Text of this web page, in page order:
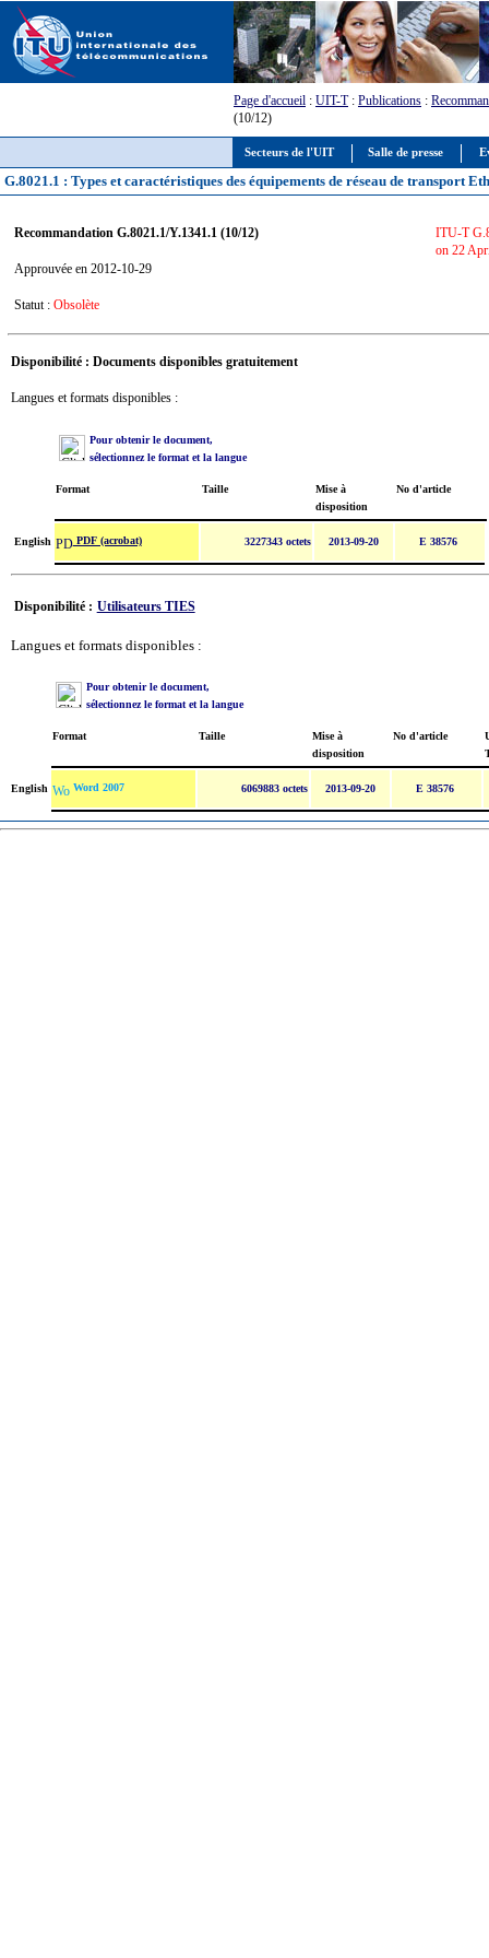
Secteurs de l'UIT Salle de presse
Page d'accueil : UIT-T: Publications :
(10/12)
G.8021.1 : Types et caractéristiques des équipements de réseau de transport
Recommandation G.8021.1/Y.1341.1 (10/12)
Approuvée en 2012-10-29
Statut : Obsolète
ITU-T
on 22
Disponibilité : Documents disponibles gratuitement
Langues et formats disponibles :
Pour obtenir le document,
sélectionnez le format et la langue
Format Taille
Mise à
disposition
No d'article
English PDF (acrobat) 3227343 octets 2013-09-20 E 38576
Disponibilité : Utilisateurs TIES
Langues et formats disponibles :
Pour obtenir le document,
sélectionnez le format et la langue
Format Taille
Mise à
disposition
No d'article
English Word 2007 6069883 octets 2013-09-20 E 38576